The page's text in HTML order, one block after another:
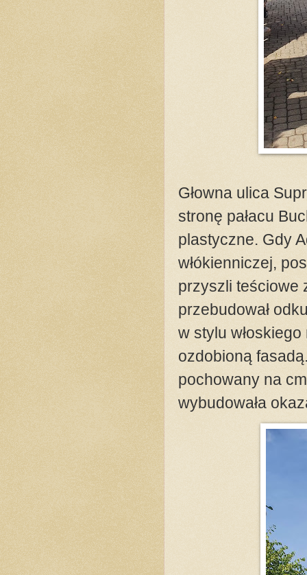
Głowna ulica
stronę pałacu
plastyczne. Gdy
włókienniczej,
przyszli teściowe
przebudował
w stylu
ozdobioną
pochowany na
wybudowała